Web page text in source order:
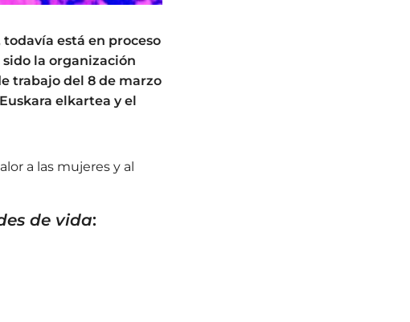
todavía está en proceso
la organización
trabajo del 8 de marzo
elkartea y el
a las mujeres y al
de vida: